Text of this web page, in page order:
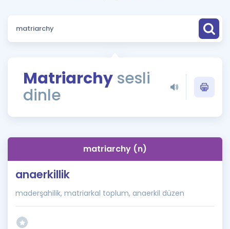
Puan Hesaplama
ÖSYM Sınav Takvimi
Kampanyalar
İngilizce Gramer
Matriarchy sesli
dinle
matriarchy (n)
anaerkillik
maderşahilik, matriarkal toplum, anaerkil düzen